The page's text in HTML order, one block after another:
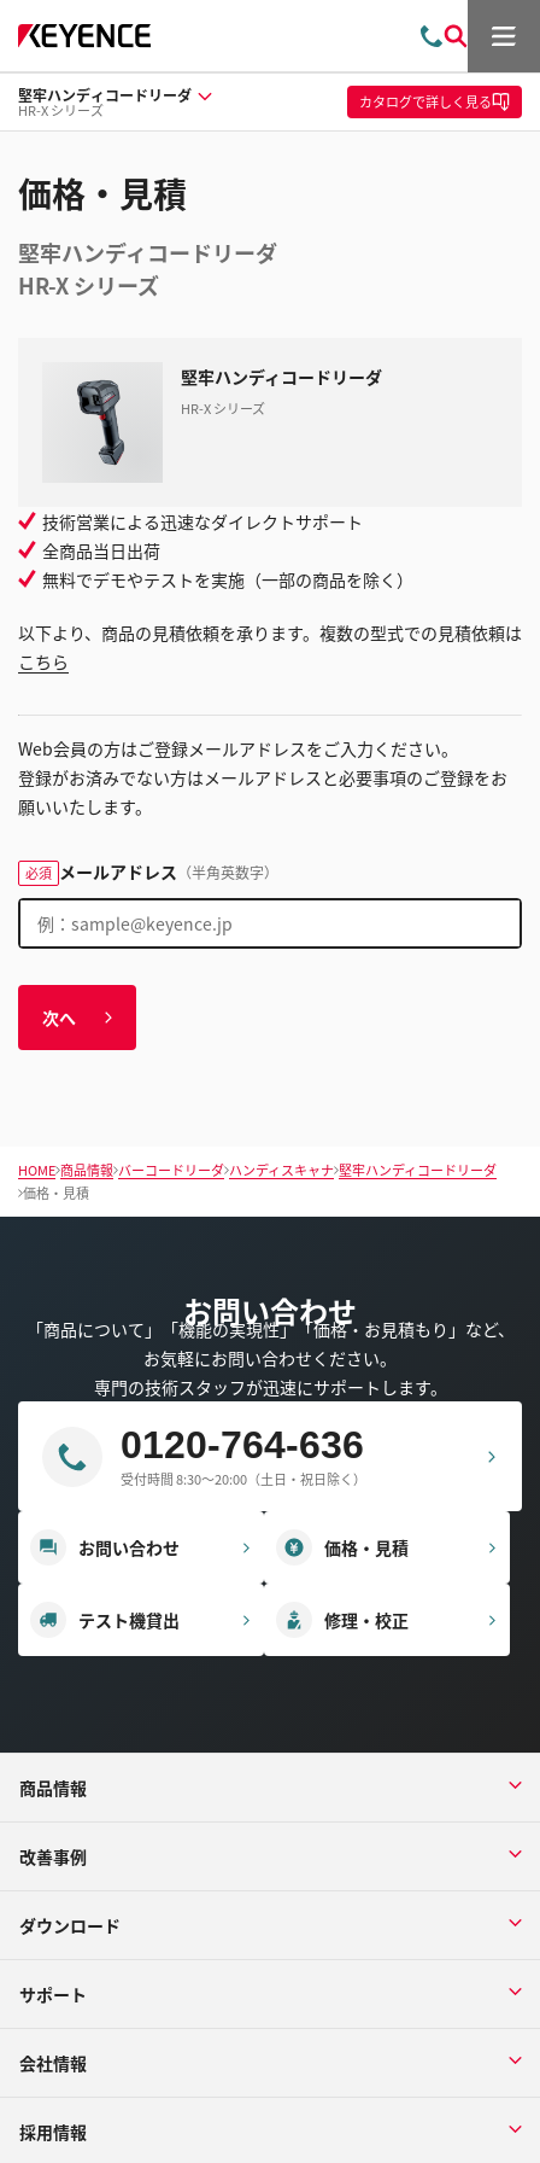
問
い
合
わ
索
メ
ュ
ー
堅牢ハンディコードリーダ
HR-X シリーズ カタログで詳しく見る
価格・見積
堅牢ハンディコードリーダ
HR-X シリーズ
堅牢ハンディコードリーダ
HR-X シリーズ
技術営業による迅速なダイレクトサポート
全商品当日出荷
無料でデモやテストを実施（一部の商品を除く）
以下より、商品の見積依頼を承ります。複数の型式での見積依頼は
こちら
Web会員の方はご登録メールアドレスをご入力ください。
登録がお済みでない方はメールアドレスと必要事項のご登録をお
願いいたします。
必須 メールアドレス （半角英数字）
次へ
HOME 商品情報 バーコードリーダ ハンディスキャナ 堅牢ハンディコードリーダ
価格・見積
お問い合わせ
「商品について」「機能の実現性」「価格・お見積もり」など、
お気軽にお問い合わせください。
専門の技術スタッフが迅速にサポートします。
0120-764-636
受付時間 8:30～20:00（土日・祝日除く）
お問い合わせ 価格・見積
テスト機貸出 修理・校正
商品情報
改善事例
ダウンロード
サポート
会社情報
採用情報